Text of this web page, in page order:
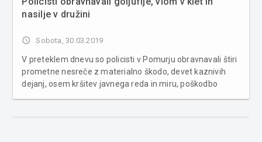
nasilje v družini
access_time Sobota, 30.03.2019
V preteklem dnevu so policisti v Pomurju obravnavali štiri
prometne nesreče z materialno škodo, devet kaznivih
dejanj, osem kršitev javnega reda in miru, poškodbo